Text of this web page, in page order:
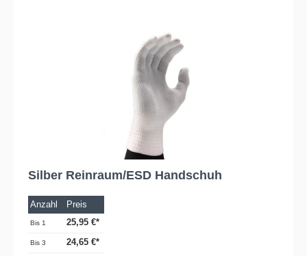
Silber Reinraum/ESD Handschuh
Anzahl Preis
Bis1 25,95 €*
Bis3 24,65 €*